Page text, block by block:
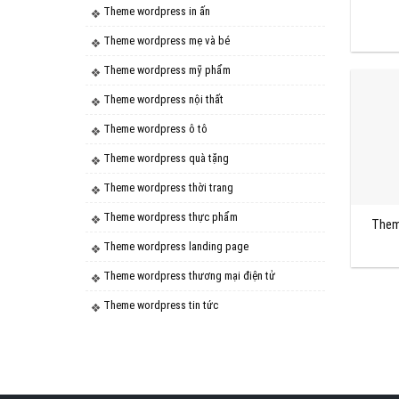
Theme wordpress in ấn
Theme wordpress mẹ và bé
Theme wordpress mỹ phẩm
Theme wordpress nội thất
Theme wordpress ô tô
Theme wordpress quà tặng
Theme wordpress thời trang
Theme wordpress thực phẩm
Theme wordpress landing page
Theme wordpress thương mại điện tử
Theme wordpress tin tức